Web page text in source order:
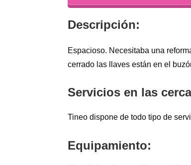
Descripción:
Espacioso. Necesitaba una
cerrado las llaves están en el
Servicios en las
Tineo dispone de todo tipo de
Equipamiento: